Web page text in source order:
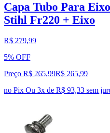
Capa Tubo Para
Stihl Fr220 + Eixo
R$ 279,99
5% OFF
Preço R$ 265,99R$ 265,99
no Pix Ou 3x de R$ 93,33 sem